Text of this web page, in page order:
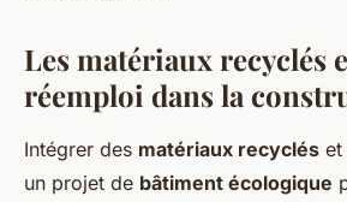
Les matériaux recyclés
réemploi dans la
Intégrer des matériaux recyclés et
un projet de bâtiment écologique